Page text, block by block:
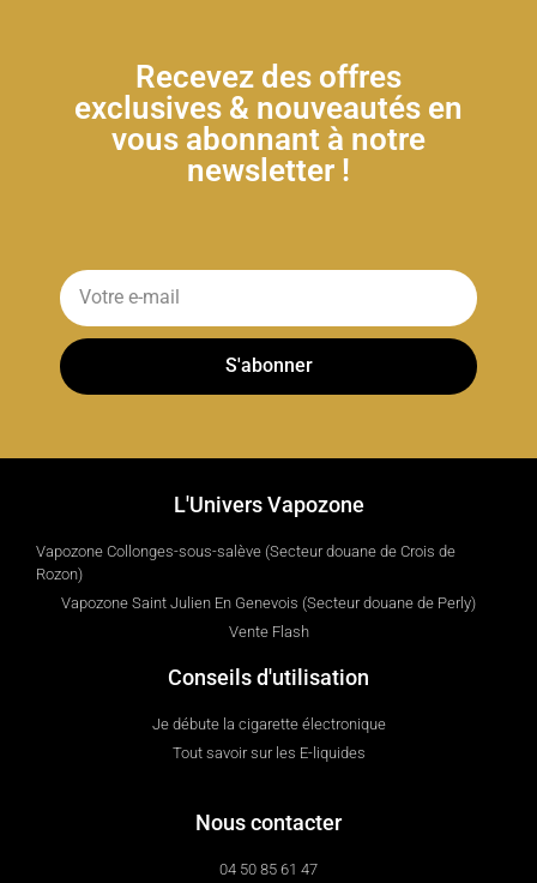
Recevez des offres
exclusives & nouveautés en
vous abonnant à notre
newsletter !
S'abonner
L'Univers Vapozone
Vapozone Collonges-sous-salève (Secteur douane de Crois de
Rozon)
Vapozone Saint Julien En Genevois (Secteur douane de Perly)
Vente Flash
Conseils d'utilisation
Je débute la cigarette électronique
Tout savoir sur les E-liquides
Nous contacter
04 50 85 61 47